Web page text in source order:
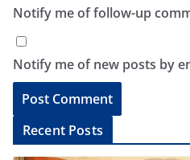
Notify me of follow-up
Notify me of new posts by
l
Recent Posts